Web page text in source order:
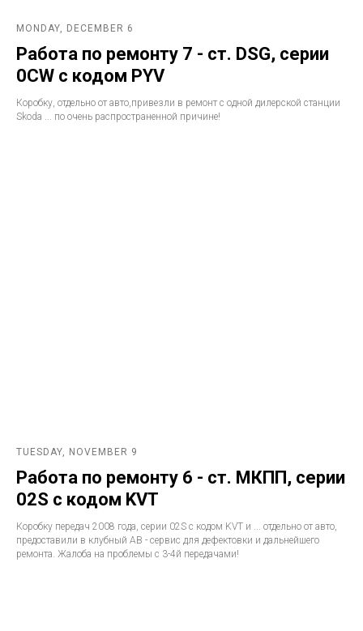
MONDAY, DECEMBER 6
Работа по ремонту 7 - ст. DSG, серии
0CW с кодом PYV
Коробку, отдельно от авто,привезли в ремонт с одной дилерской станции
Skoda ... по очень распространенной причине!
TUESDAY, NOVEMBER 9
Работа по ремонту 6 - ст. МКПП, серии
02S с кодом KVT
Коробку передач 2008 года, серии 02S с кодом KVT и ... отдельно от авто,
предоставили в клубный АВ - сервис для дефектовки и дальнейшего
ремонта. Жалоба на проблемы с 3-4й передачами!